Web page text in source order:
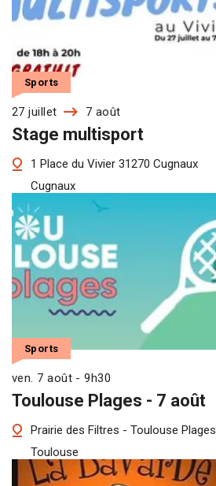
Stage multisport
Sports
27 juillet 7 août
1 Place du Vivier 31270 Cugnaux
Cugnaux
Toulouse Plages - 7 août
Sports
ven. 7 août - 9h30
Prairie des Filtres - Toulouse Plages
Toulouse